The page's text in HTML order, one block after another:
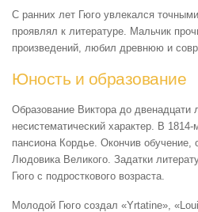
С ранних лет Гюго увлекался
проявлял к литературе. Мальчик
произведений, любил древнюю и
Юность и образование
Образование Виктора до двенадцати
несистематический характер. В
пансиона Кордье. Окончив обучение,
Людовика Великого. Задатки
Гюго с подросткового возраста.
Молодой Гюго создал «Yrtatine»,